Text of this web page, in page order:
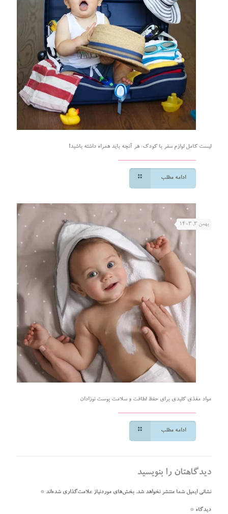
لیست کامل لوازم سفر با کودک: هر آنچه باید همراه داشته باشید!
ادامه مطلب
بهمن ۳, ۱۴۰۳
مواد مغذی کلیدی برای حفظ لطافت و سلامت پوست نوزادان
ادامه مطلب
دیدگاهتان را بنویسید
نشانی ایمیل شما منتشر نخواهد شد. بخش‌های موردنیاز علامت‌گذاری شده‌اند *
دیدگاه *